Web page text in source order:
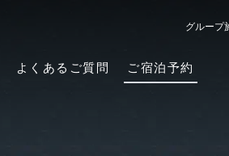
よくあるご質問 ご宿泊予約
グループ